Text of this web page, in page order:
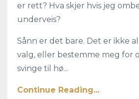
er rett? Hva skjer hvis jeg
underveis?
Sånn er det bare. Det er ikke
valg, eller bestemme meg for
svinge til hø...
Continue Reading...